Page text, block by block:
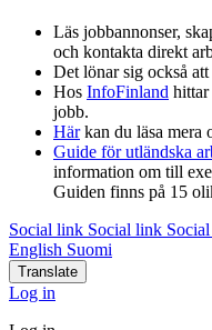
Läs jobbannonser,
och kontakta direkt
Det lönar sig också
Hos InfoFinland
jobb.
Härkan du läsa mera
Guide för utländska
information om till
Guiden finns på 15
Social link Social link
English Suomi
Translate
Log in